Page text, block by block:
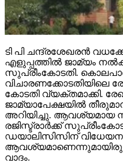
ടി പി ചന്ദ്രശേഖരന്‍
എളുപ്പത്തില്‍ ജാമ്യം
സുപ്രീംകോടതി.
വിചാരണക്കോടതിയിലെ
കോടതി വ്യക്തമാക്കി.
ജാമ്യാപേക്ഷയില്‍
അറിയിച്ചു. ആവശ്യമായ
രജിസ്ട്രാര്‍ക്ക്
ഡയാലിസിസിന്
വാദം.